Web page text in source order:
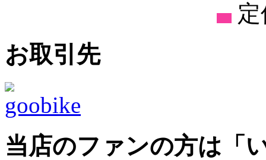
お取引先
当店のファンの方は「